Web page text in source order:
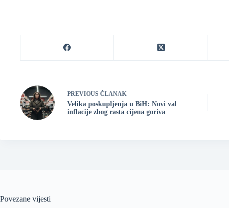
PREVIOUS ČLANAK
Velika poskupljenja u BiH: Novi val
inflacije zbog rasta cijena goriva
Povezane vijesti